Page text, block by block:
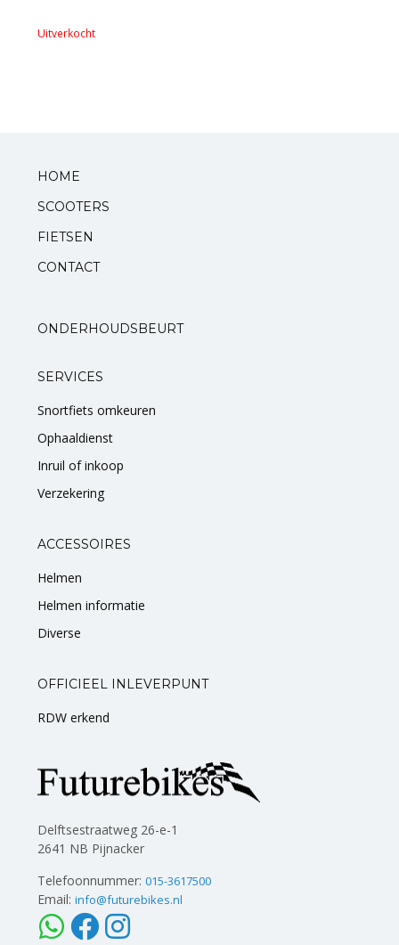
V-snaren
Variateurs
Verlichting
Uitverkocht
HOME
SCOOTERS
FIETSEN
CONTACT
ONDERHOUDSBEURT
SERVICES
Snortfiets omkeuren
Ophaaldienst
Inruil of inkoop
Verzekering
ACCESSOIRES
Helmen
Helmen informatie
Diverse
OFFICIEEL INLEVERPUNT
RDW erkend
Delftsestraatweg 26-e-1
2641 NB Pijnacker
Telefoonnummer: 015-3617500
Email: info@futurebikes.nl